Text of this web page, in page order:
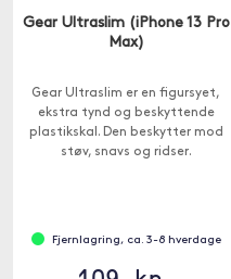
Gear Ultraslim (iPhone 13 Pro
Max)
Gear Ultraslim er en figursyet,
ekstra tynd og beskyttende
plastikskal. Den beskytter mod
støv, snavs og ridser.
Fjernlagring, ca. 3-8 hverdage